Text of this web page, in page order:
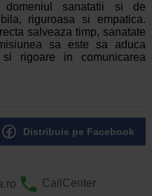
domeniul sanatatii si de
riguroasa si empatica.
salveaza timp, sanatate
sa este sa aduca
rigoare in comunicarea
Distribuie pe Facebook
CallCenter